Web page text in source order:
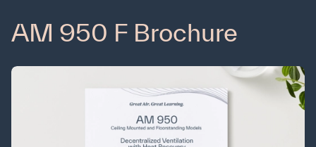
AM 950 F Brochure